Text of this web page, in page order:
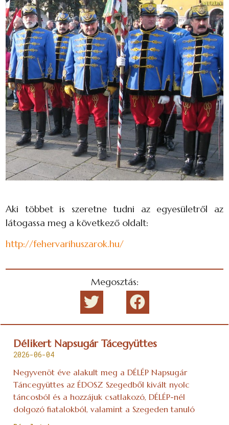
Aki többet is szeretne tudni az egyesületről az
látogassa meg a következő oldalt:
http://fehervarihuszarok.hu/
Megosztás:
Délikert Napsugár Tácegyüttes
2026-06-04
Negyvenöt éve alakult meg a DÉLÉP Napsugár
Táncegyüttes az ÉDOSZ Szegedből kivált nyolc
táncosból és a hozzájuk csatlakozó, DÉLÉP-nél
dolgozó fiatalokból, valamint a Szegeden tanuló